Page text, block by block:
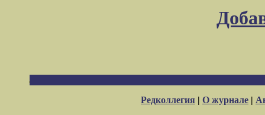
Редколлегия | О журнале |